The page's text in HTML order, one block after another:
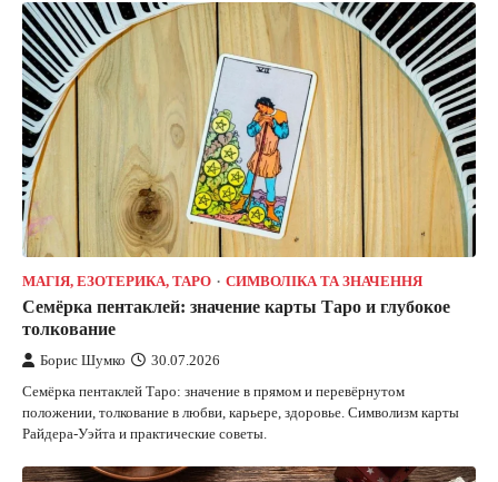
МАГІЯ, ЕЗОТЕРИКА, ТАРО СИМВОЛІКА ТА ЗНАЧЕННЯ
Семёрка пентаклей: значение карты Таро и глубокое
толкование
Борис Шумко 30.07.2026
Семёрка пентаклей Таро: значение в прямом и перевёрнутом
положении, толкование в любви, карьере, здоровье. Символизм карты
Райдера-Уэйта и практические советы.